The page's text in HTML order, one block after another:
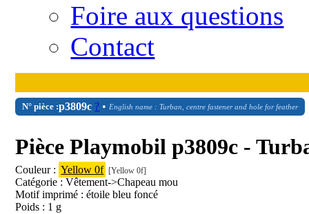
Foire aux questions
Contact
N° pièce :p3809c ? •English name : Turban, centre fastener and hole for feather
Pièce Playmobil p3809c -
Couleur : Yellow 0f [Yellow 0f]
Catégorie : Vêtement->Chapeau mou
Motif imprimé : étoile bleu foncé
Poids : 1 g